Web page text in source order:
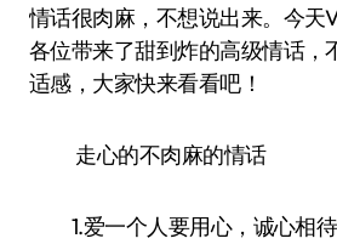
情话很肉麻，不想说出来。今天
各位带来了甜到炸的高级情话，
适感，大家快来看看吧！
走心的不肉麻的情话
1.爱一个人要用心，诚心相